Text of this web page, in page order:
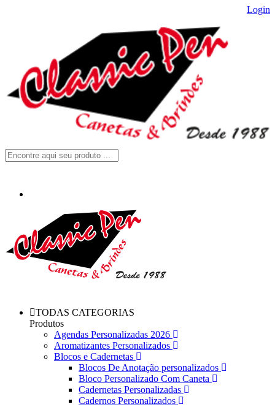
Login
TODAS CATEGORIAS
Produtos
Agendas Personalizadas 2026
Aromatizantes Personalizados
Blocos e Cadernetas
Blocos De Anotação personalizados
Bloco Personalizado Com Caneta
Cadernetas Personalizadas
Cadernos Personalizados